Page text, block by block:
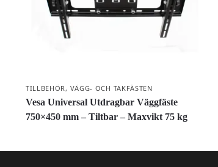
TILLBEHÖR , VÄGG- OCH TAKFÄSTEN
Vesa Universal Utdragbar Väggfäste
750×450 mm – Tiltbar – Maxvikt 75 kg